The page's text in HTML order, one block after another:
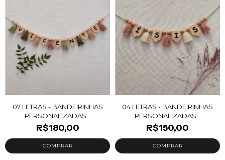
07 LETRAS - BANDEIRINHAS
PERSONALIZADAS...
R$180,00
04 LETRAS - BANDEIRINHAS
PERSONALIZADAS...
R$150,00